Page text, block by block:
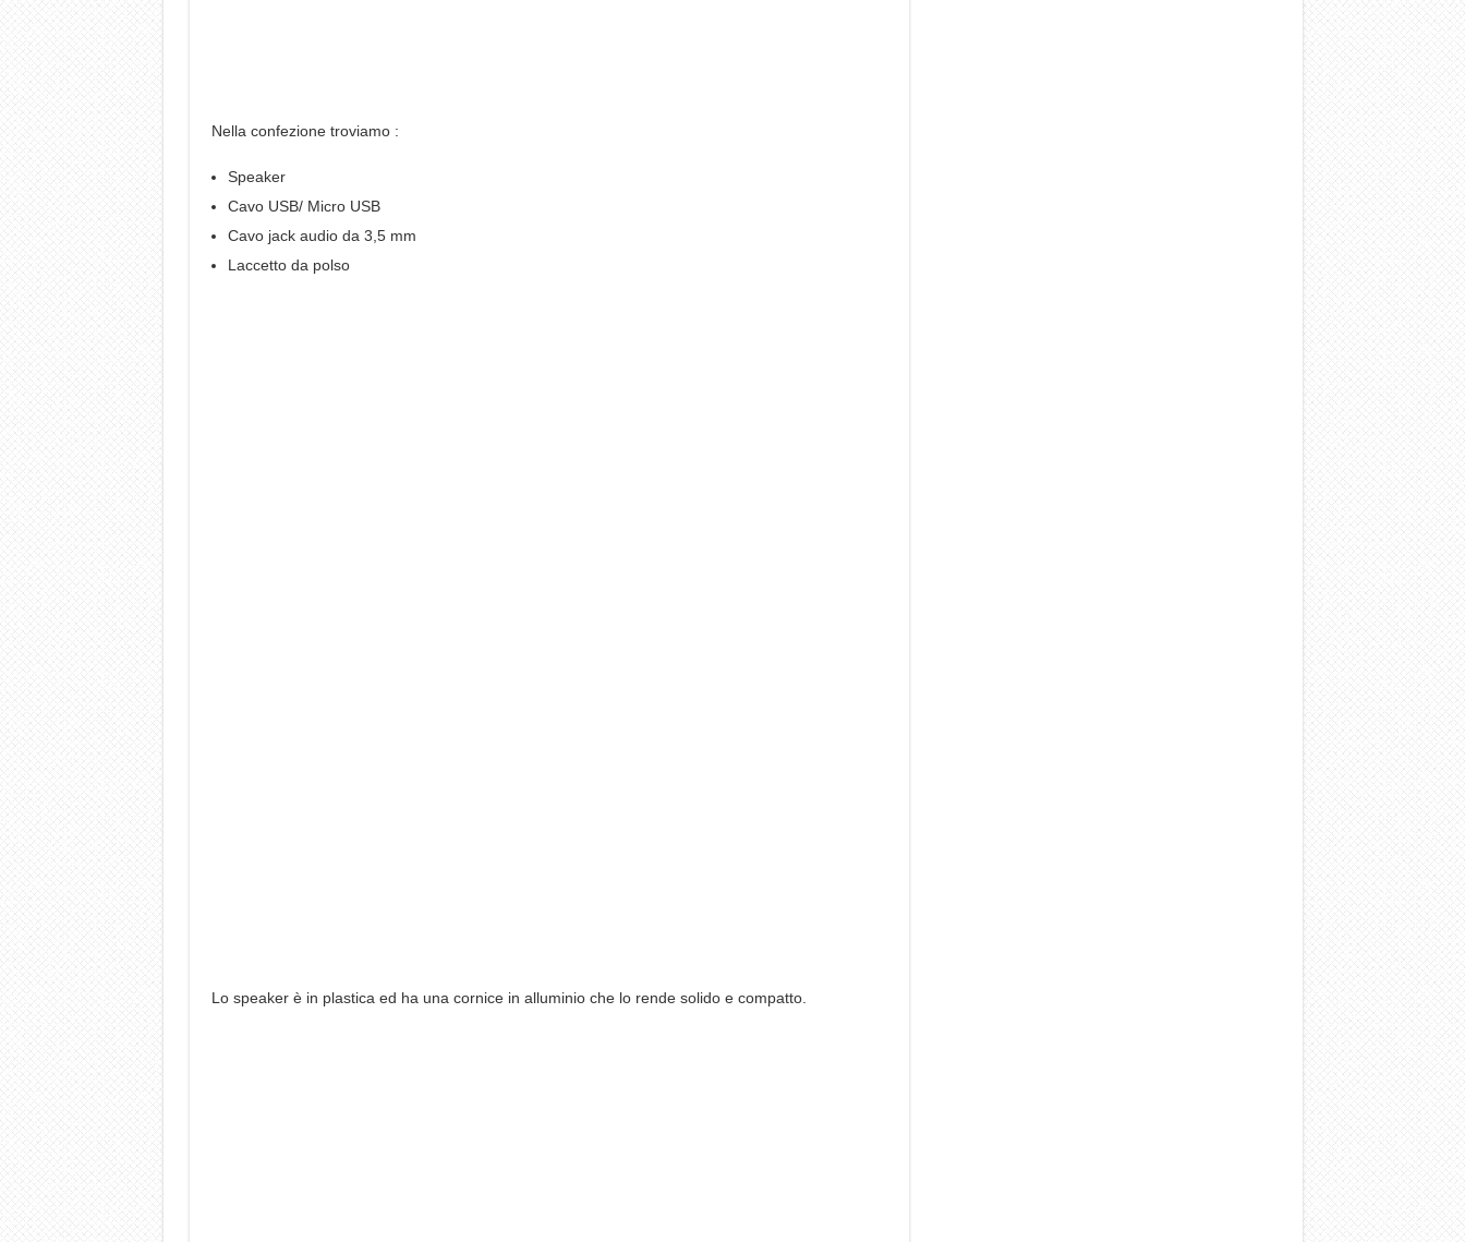
Nella confezione troviamo :
Speaker
Cavo USB/ Micro USB
Cavo jack audio da 3,5 mm
Laccetto da polso
Lo speaker è in plastica ed ha una cornice in alluminio che lo rende solido e compatto.